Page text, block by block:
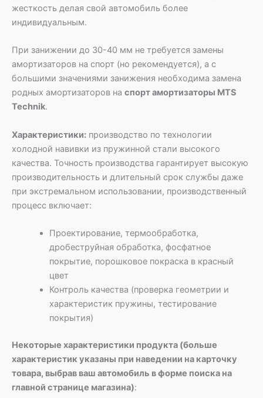
жесткость делая свой автомобиль более
индивидуальным.
При занижении до 30-40 мм не требуется замены
амортизаторов на спорт (но рекомендуется), а с
большими значениями занижения необходима замена
родных амортизаторов на спорт амортизаторы MTS
Technik.
Характеристики: производство по технологии
холодной навивки из пружинной стали высокого
качества. Точность производства гарантирует высокую
производительность и длительный срок службы даже
при экстремальном использовании, производственный
процесс включает:
Проектирование, термообработка,
дробеструйная обработка, фосфатное
покрытие, порошковое покраска в красный
цвет
Контроль качества (проверка геометрии и
характеристик пружины, тестирование
покрытия)
Некоторые характеристики продукта (больше
характеристик указаны при наведении на карточку
товара, выбрав ваш автомобиль в форме поиска на
главной странице магазина):